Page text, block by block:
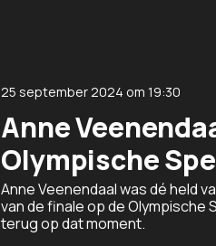
25 september 2024 om 19:30
Anne
Olympische
Anne Veenendaal was dé held
van de finale op de Olympische
terug op dat moment.